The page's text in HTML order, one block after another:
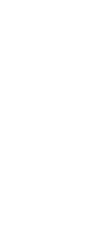
Qiblah davanti alla
l’esecuzione della
salto spazio-
Santo Corano, in
l’Altissimo), che si
«Ricorda Maria nel
Maria nel Corano»;
ritroveremo più
Ismaele e Idris. A
rispetto a Maria
Spirito»:l’angelo
alcuni
un detto di Ibn
durò più di un’ora.
ritengono invece
normale. La voce di
che, appena nato, si
confortarla. «scuoti